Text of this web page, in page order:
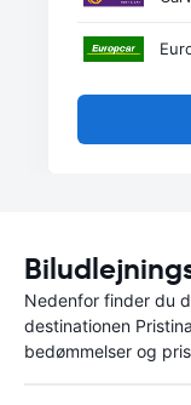
Nedenfor finder du
destinationen
bedømmelser og